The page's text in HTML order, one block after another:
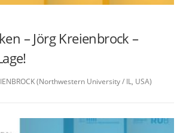
– Jörg Kreienbrock –
(Northwestern University / IL, USA)